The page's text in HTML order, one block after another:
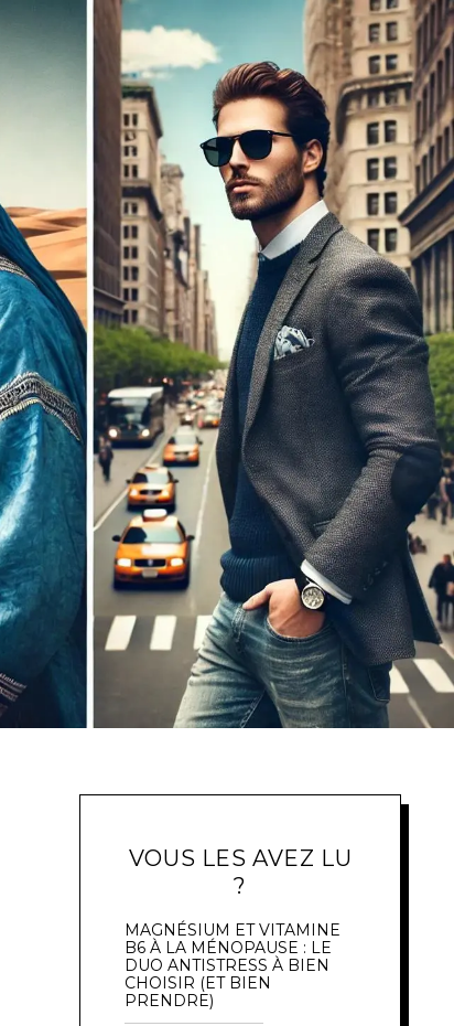
VOUS LES AVEZ LU
?
MAGNÉSIUM ET VITAMINE
B6 À LA MÉNOPAUSE : LE
DUO ANTISTRESS À BIEN
CHOISIR (ET BIEN
PRENDRE)